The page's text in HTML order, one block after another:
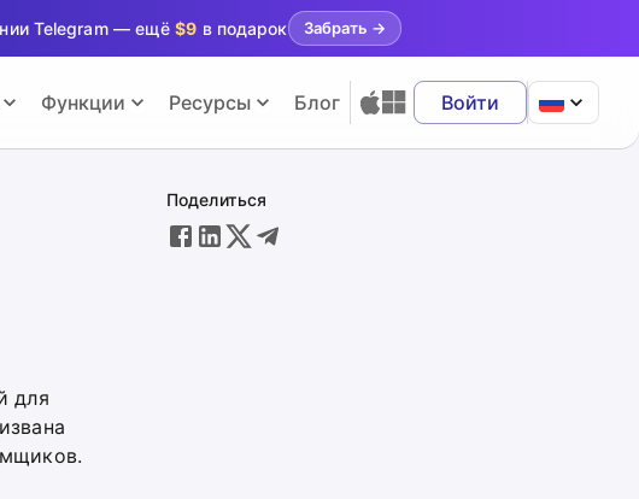
Telegram — ещё$9 в подарок Забрать →
Функции Ресурсы Блог Войти
для
Поделиться